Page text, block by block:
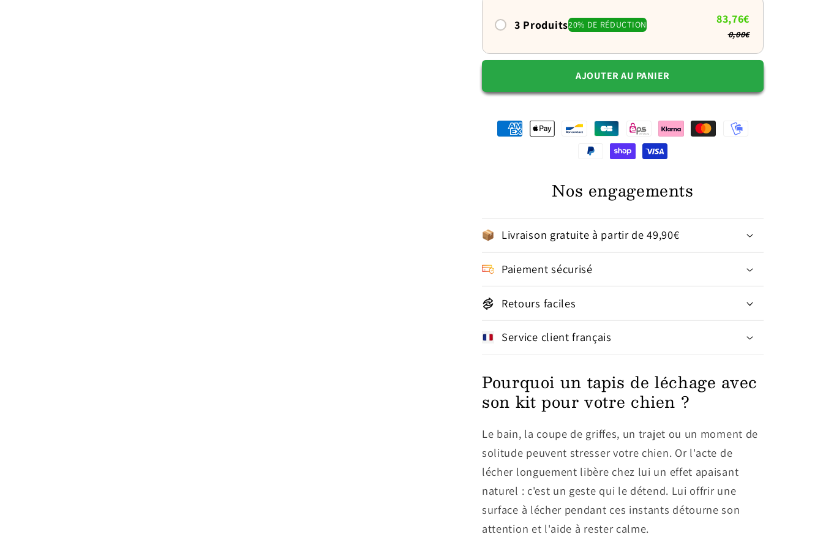
apaisé
apaisé
3 Produits20% DE RÉDUCTION 83,76€
0,00€
AJOUTER AU PANIER
Nos engagements
Livraison gratuite à partir de 49,90€
Paiement sécurisé
Retours faciles
Service client français
Pourquoi un tapis de léchage avec
son kit pour votre chien ?
Le bain, la coupe de griffes, un trajet ou un moment de
solitude peuvent stresser votre chien. Or l'acte de
lécher longuement libère chez lui un effet apaisant
naturel : c'est un geste qui le détend. Lui offrir une
surface à lécher pendant ces instants détourne son
attention et l'aide à rester calme.